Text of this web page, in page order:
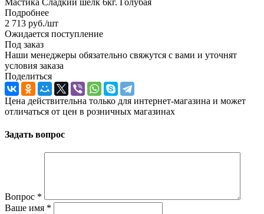
Подробнее
2 713 руб./шт
Ожидается поступление
Под заказ
Наши менеджеры обязательно свяжутся с вами и уточнят
условия заказа
Поделиться
Цена действительна только для интернет-магазина и может
отличаться от цен в розничных магазинах
Задать вопрос
Вопрос *
Ваше имя *